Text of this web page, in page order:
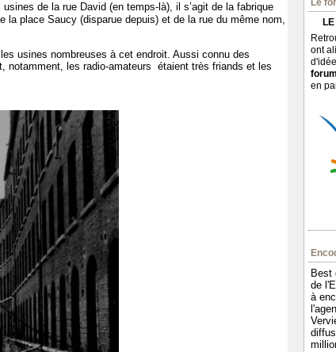
de la rue David (en temps-là), il s’agit de la fabrique
la place Saucy (disparue depuis) et de la rue du même nom,
usines nombreuses à cet endroit. Aussi connu des
notamment, les radio-amateurs étaient très friands et les
Le
ont
forum
en
Best
de
à